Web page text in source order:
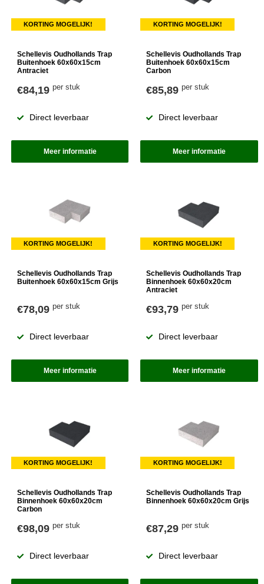
KORTING MOGELIJK!
Schellevis Oudhollands Trap
Buitenhoek 60x60x15cm
Antraciet
€84,19 per stuk
Direct leverbaar
Meer informatie
KORTING MOGELIJK!
Schellevis Oudhollands Trap
Buitenhoek 60x60x15cm
Carbon
€85,89per stuk
Direct leverbaar
Meer informatie
KORTING MOGELIJK!
Schellevis Oudhollands Trap
Buitenhoek 60x60x15cm Grijs
€78,09 per stuk
Direct leverbaar
Meer informatie
KORTING MOGELIJK!
Schellevis Oudhollands Trap
Binnenhoek 60x60x20cm
Antraciet
€93,79per stuk
Direct leverbaar
Meer informatie
KORTING MOGELIJK!
Schellevis Oudhollands Trap
Binnenhoek 60x60x20cm
Carbon
€98,09 per stuk
Direct leverbaar
KORTING MOGELIJK!
Schellevis Oudhollands Trap
Binnenhoek 60x60x20cm Grijs
€87,29per stuk
Direct leverbaar